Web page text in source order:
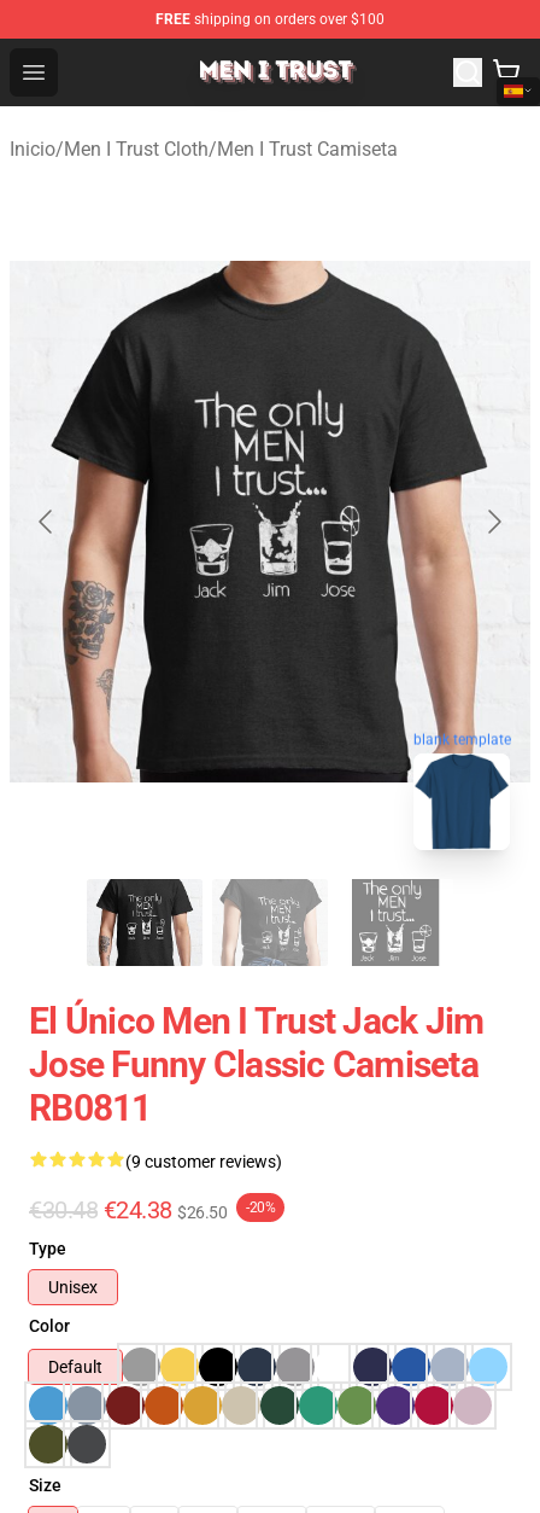
FREE shipping on orders over $100
Open menu
Men I Trust Shop - Official Men I Trust Merchandise Store
Inicio/Men I Trust Cloth/Men I Trust Camiseta
blank template
El Único Men I Trust Jack Jim
Jose Funny Classic Camiseta
RB0811
(9 customer reviews)
€30.48 €24.38 $26.50 -20%
Type
Unisex
Color
Default
Size